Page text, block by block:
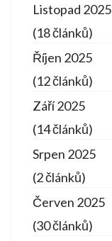
Listopad 2025
(18 článků)
Říjen 2025
(12 článků)
Září 2025
(14 článků)
Srpen 2025
(2 článků)
Červen 2025
(30 článků)